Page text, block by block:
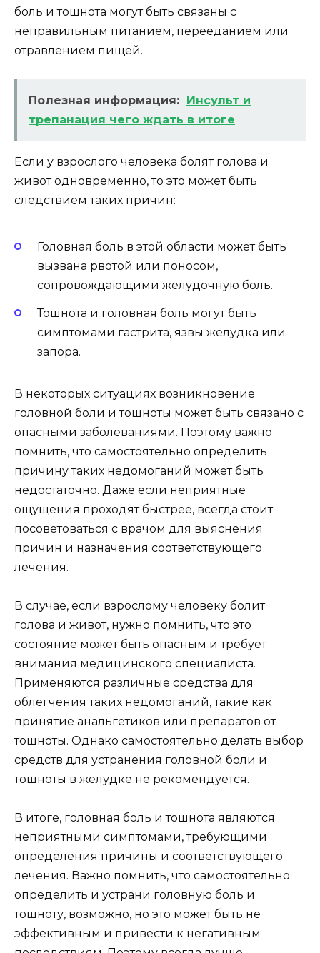
боль и тошнота могут быть связаны с
неправильным питанием, перееданием или
отравлением пищей.
Полезная информация: Инсульт и
трепанация чего ждать в итоге
Если у взрослого человека болят голова и
живот одновременно, то это может быть
следствием таких причин:
Головная боль в этой области может быть
вызвана рвотой или поносом,
сопровождающими желудочную боль.
Тошнота и головная боль могут быть
симптомами гастрита, язвы желудка или
запора.
В некоторых ситуациях возникновение
головной боли и тошноты может быть связано с
опасными заболеваниями. Поэтому важно
помнить, что самостоятельно определить
причину таких недомоганий может быть
недостаточно. Даже если неприятные
ощущения проходят быстрее, всегда стоит
посоветоваться с врачом для выяснения
причин и назначения соответствующего
лечения.
В случае, если взрослому человеку болит
голова и живот, нужно помнить, что это
состояние может быть опасным и требует
внимания медицинского специалиста.
Применяются различные средства для
облегчения таких недомоганий, такие как
принятие анальгетиков или препаратов от
тошноты. Однако самостоятельно делать выбор
средств для устранения головной боли и
тошноты в желудке не рекомендуется.
В итоге, головная боль и тошнота являются
неприятными симптомами, требующими
определения причины и соответствующего
лечения. Важно помнить, что самостоятельно
определить и устрани головную боль и
тошноту, возможно, но это может быть не
эффективным и привести к негативным